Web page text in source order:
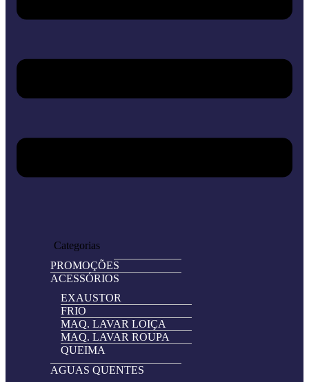
Categorias
PROMOÇÕES
ACESSÓRIOS
EXAUSTOR
FRIO
MAQ. LAVAR LOIÇA
MAQ. LAVAR ROUPA
QUEIMA
AGUAS QUENTES